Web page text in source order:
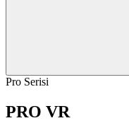
Pro Serisi
PRO VR